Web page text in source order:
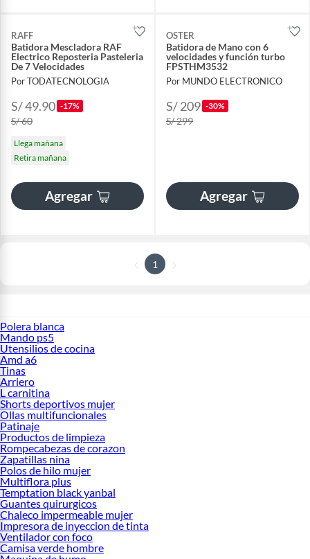
RAFF
Batidora Mescladora RAF
Electrico Reposteria Pasteleria
De 7 Velocidades
Por TODATECNOLOGIA
S/ 49.90 -17%
S/ 60
Llega mañana
Retira mañana
Agregar
OSTER
Batidora de Mano con 6
velocidades y función turbo
FPSTHM3532
Por MUNDO ELECTRONICO
S/ 209 -30%
S/ 299
Agregar
1
Polera blanca
Mando ps5
Utensilios de cocina
Amd a6
Tinas
Arriero
L carnitina
Shorts deportivos mujer
Ollas multifuncionales
Patinaje
Productos de limpieza
Rompecabezas de corazon
Zapatillas nina
Polos de hilo mujer
Multiflora plus
Temptation black yanbal
Guantes quirurgicos
Chaleco impermeable mujer
Impresora de inyeccion de tinta
Ventilador con foco
Camisa verde hombre